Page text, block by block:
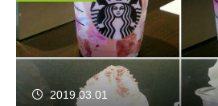
2019.03.01